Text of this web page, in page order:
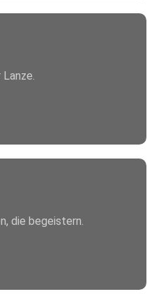
die begeistern.